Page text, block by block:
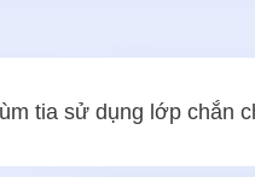
tia sử dụng lớp chắn